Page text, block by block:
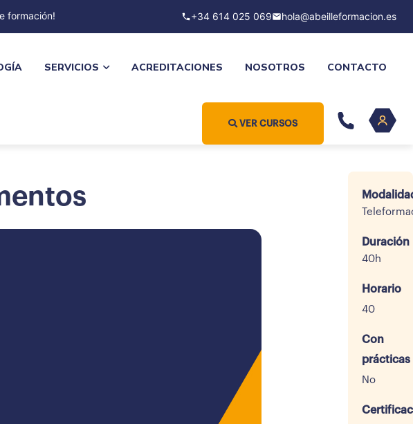
formación! +34 614 025 069 hola@abeilleformacion.es
SERVICIOS ACREDITACIONES NOSOTROS CONTACTO
VER CURSOS
Duración
40h
Horario
40
Con
prácticas
No